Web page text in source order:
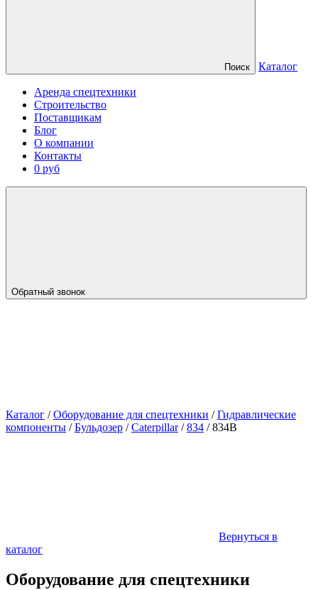
Поиск Каталог
Аренда спецтехники
Строительство
Поставщикам
Блог
О компании
Контакты
0 руб
Обратный звонок
Каталог /Оборудование для спецтехники /Гидравлические
компоненты /Бульдозер /Caterpillar/834 /834B
Вернуться в
каталог
Оборудование для спецтехники